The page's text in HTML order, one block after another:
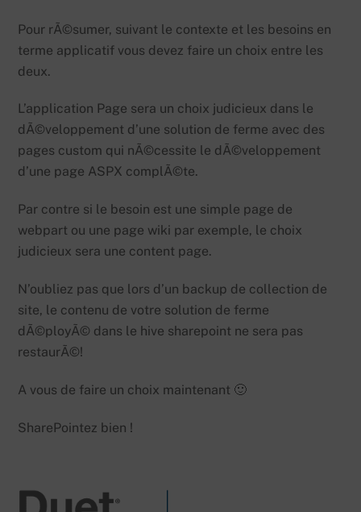
Pour rÃ©sumer, suivant le contexte et les besoins en
terme applicatif vous devez faire un choix entre les
deux.
L’application Page sera un choix judicieux dans le
dÃ©veloppement d’une solution de ferme avec des
pages custom qui nÃ©cessite le dÃ©veloppement
d’une page ASPX complÃ©te.
Par contre si le besoin est une simple page de
webpart ou une page wiki par exemple, le choix
judicieux sera une content page.
N’oubliez pas que lors d’un backup de collection de
site, le contenu de votre solution de ferme
dÃ©ployÃ© dans le hive sharepoint ne sera pas
restaurÃ©!
A vous de faire un choix maintenant 🙂
SharePointez bien !